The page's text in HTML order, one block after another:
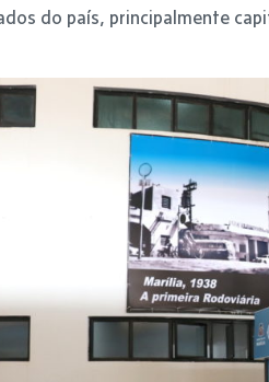
do país, principalmente